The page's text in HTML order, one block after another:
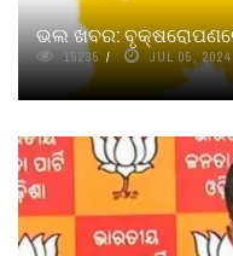
ଭଲ ଖବର:
15235 JUL 05, 2024